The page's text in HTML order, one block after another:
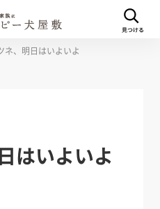
ネ、明日はいよいよ
はいよいよ